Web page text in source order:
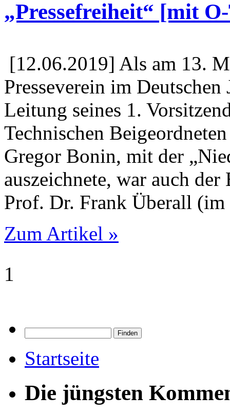
„Pressefreiheit“ [mit
[12.06.2019] Als am 13.
Presseverein im
Leitung seines 1.
Technischen
Gregor Bonin, mit der
auszeichnete, war auch
Prof. Dr. Frank Überall
Zum Artikel »
1
Startseite
Die jüngsten